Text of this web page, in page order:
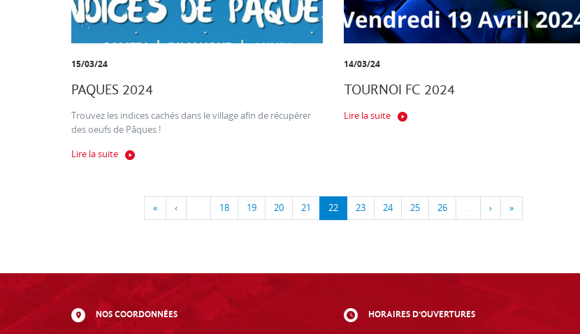
15/03/24
PAQUES 2024
Trouvez les indices cachés dans le village afin de récupérer
des oeufs de Pâques !
Lire la suite
14/03/24
TOURNOI FC 2024
Lire la suite
« ‹ … 18 19 20 21 22 23 24 25 26 … › »
NOS COORDONNÉES HORAIRES D'OUVERTURES